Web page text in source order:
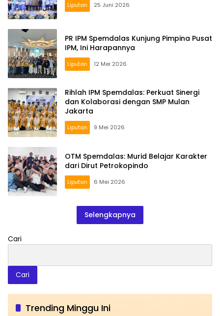
Liputan 25 Juni 2026
PR IPM Spemdalas Kunjung Pimpina Pusat
IPM, Ini Harapannya
Liputan 12 Mei 2026
Rihlah IPM Spemdalas: Perkuat Sinergi
dan Kolaborasi dengan SMP Mulan
Jakarta
Liputan 9 Mei 2026
OTM Spemdalas: Murid Belajar Karakter
dari Dirut Petrokopindo
Liputan 6 Mei 2026
Selengkapnya
Cari
Cari
Trending Minggu Ini